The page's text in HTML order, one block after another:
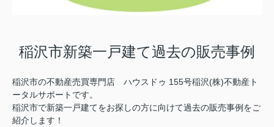
稲沢市新築一戸建て過去の販売事例
稲沢市の不動産売買専門店 ハウスドゥ 155号稲沢(株)不動産ト
ータルサポートです。
稲沢市で新築一戸建てをお探しの方に向けて過去の販売事例をご
紹介します！